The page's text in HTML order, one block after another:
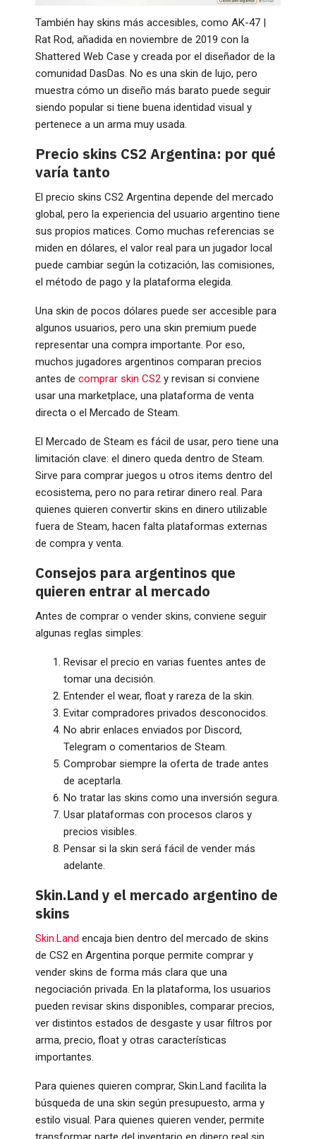
También hay skins más accesibles, como AK-47 |
Rat Rod, añadida en noviembre de 2019 con la
Shattered Web Case y creada por el diseñador de la
comunidad DasDas. No es una skin de lujo, pero
muestra cómo un diseño más barato puede seguir
siendo popular si tiene buena identidad visual y
pertenece a un arma muy usada.
Precio skins CS2 Argentina: por qué
varía tanto
El precio skins CS2 Argentina depende del mercado
global, pero la experiencia del usuario argentino tiene
sus propios matices. Como muchas referencias se
miden en dólares, el valor real para un jugador local
puede cambiar según la cotización, las comisiones,
el método de pago y la plataforma elegida.
Una skin de pocos dólares puede ser accesible para
algunos usuarios, pero una skin premium puede
representar una compra importante. Por eso,
muchos jugadores argentinos comparan precios
antes de comprar skin CS2 y revisan si conviene
usar una marketplace, una plataforma de venta
directa o el Mercado de Steam.
El Mercado de Steam es fácil de usar, pero tiene una
limitación clave: el dinero queda dentro de Steam.
Sirve para comprar juegos u otros items dentro del
ecosistema, pero no para retirar dinero real. Para
quienes quieren convertir skins en dinero utilizable
fuera de Steam, hacen falta plataformas externas
de compra y venta.
Consejos para argentinos que
quieren entrar al mercado
Antes de comprar o vender skins, conviene seguir
algunas reglas simples:
Revisar el precio en varias fuentes antes de
tomar una decisión.
Entender el wear, float y rareza de la skin.
Evitar compradores privados desconocidos.
No abrir enlaces enviados por Discord,
Telegram o comentarios de Steam.
Comprobar siempre la oferta de trade antes
de aceptarla.
No tratar las skins como una inversión segura.
Usar plataformas con procesos claros y
precios visibles.
Pensar si la skin será fácil de vender más
adelante.
Skin.Land y el mercado argentino de
skins
Skin.Land encaja bien dentro del mercado de skins
de CS2 en Argentina porque permite comprar y
vender skins de forma más clara que una
negociación privada. En la plataforma, los usuarios
pueden revisar skins disponibles, comparar precios,
ver distintos estados de desgaste y usar filtros por
arma, precio, float y otras características
importantes.
Para quienes quieren comprar, Skin.Land facilita la
búsqueda de una skin según presupuesto, arma y
estilo visual. Para quienes quieren vender, permite